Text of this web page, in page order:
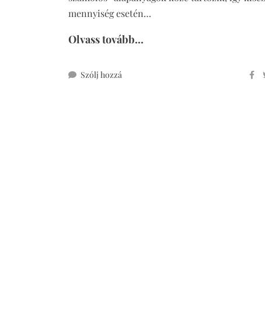
mennyiség esetén…
Olvass tovább...
Szólj hozzá